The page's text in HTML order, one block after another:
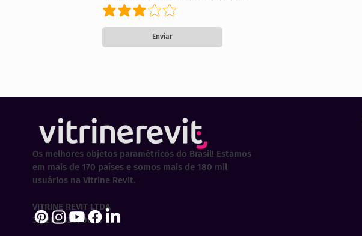
Enviar
Os melhores objetos paramétricos do Brasil! Estamos
em mais de 170 países e somos mais de 180 mil
usuários na Vitrine Revit.
VITRINE REVIT LTDA
30.202.323/0001-29